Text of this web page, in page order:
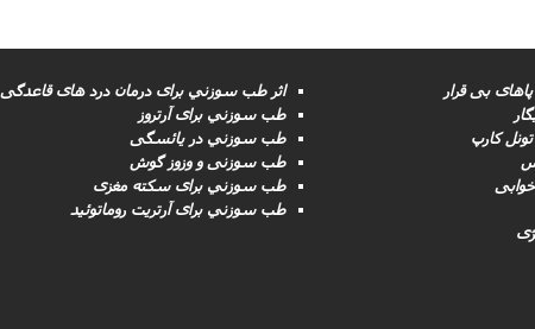
بی قرار
کارپ
اثر طب سوزني برای درمان درد های قاعدگی
طب سوزني برای آرتروز
طب سوزني در یائسگی
طب سوزنی و وزوز گوش
طب سوزني برای سکته مغزى
طب سوزني برای آرتریت روماتوئید